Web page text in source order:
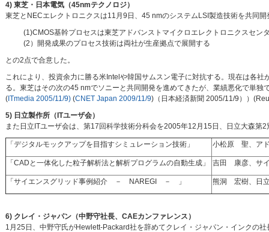
4) 東芝・日本電気（45nmテクノロジ）
東芝とNECエレクトロニクスは11月9日、45 nmのシステムLSI製造技術を共同
(1)CMOS基幹プロセスは東芝アドバンストマイクロエレクトロニクスセン
(2）開発成果のプロセス技術は両社が生産拠点で展開する
との2点で合意した。
これにより、投資余力に勝る米Intelや韓国サムスン電子に対抗する。現在は各
る。東芝はその次の45 nmでソニーと共同開発を進めてきたが、業績悪化で単
(ITmedia 2005/11/9)(CNET Japan 2009/11/9)（日本経済新聞 2005/11/9））
5) 日立製作所（ITユーザ会）
また日立ITユーザ会は、第17回科学技術分科会を2005年12月15日、日立大森第
「デジタルモックアップを目指すシミュレーション技術」 小松原 聖、ア
「CADと一体化した粒子解析法と解析プログラムの自動生成」 吉田 康彦、サ
「サイエンスグリッド事例紹介 － NAREGI － 」 熊洞 宏樹、日
6) クレイ・ジャパン（中野守社長、CAEカンファレンス）
1月25日、中野守氏がHewlett-Packard社を辞めてクレイ・ジャパン・インクの